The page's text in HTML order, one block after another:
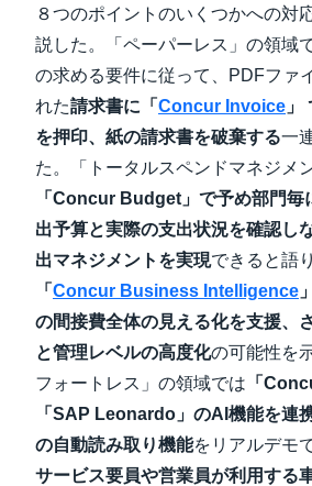
８つのポイントのいくつかへの対
説した。「ペーパーレス」の領域
の求める要件に従って、PDFファ
れた請求書に「 Concur Invoice 」
を押印、紙の請求書を破棄する一
た。「トータルスペンドマネジメ
「Concur Budget」で予め部門毎
出予算と実際の支出状況を確認し
出マネジメントを実現できると語
「 Concur Business Intelligence
の間接費全体の見える化を支援、
と管理レベルの高度化の可能性を
フォートレス」の領域では 「
「SAP Leonardo」のAI機能を連
の自動読み取り機能をリアルデモ
サービス要員や営業員が利用する